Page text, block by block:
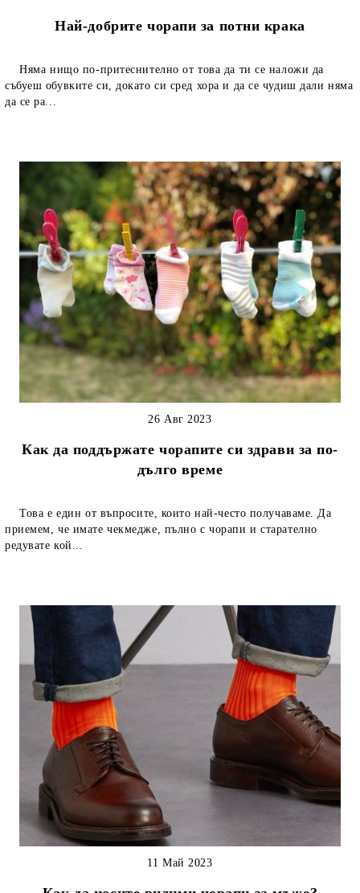
Най-добрите чорапи за потни крака
Няма нищо по-притеснително от това да ти се наложи да
събуеш обувките си, докато си сред хора и да се чудиш дали няма
да се ра...
Как да поддържате чорапите си здрави за по-
дълго време
26 Авг 2023
Това е един от въпросите, които най-често получаваме. Да
приемем, че имате чекмедже, пълно с чорапи и старателно
редувате кой...
11 Май 2023